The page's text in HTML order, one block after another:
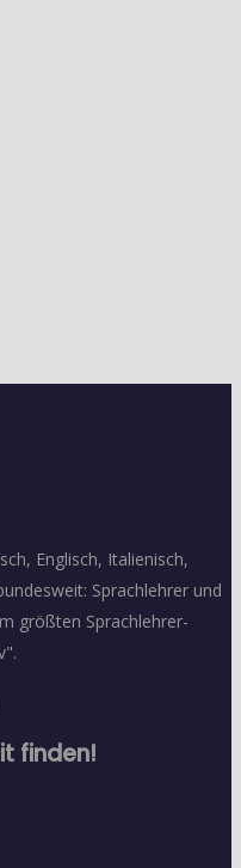
Englisch, Italienisch,
Sprachlehrer und
größten Sprachlehrer-
finden!